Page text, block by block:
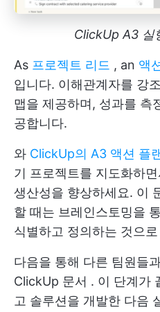
ClickUp A3 실
As 프로젝트 리드 , an 액
입니다. 이해관계자를 강
맵을 제공하며, 성과를 측
공합니다.
와 ClickUp의 A3 액션 플
기 프로젝트를 지도화하
생산성을 향상하세요. 이
할 때는 브레인스토밍을
식별하고 정의하는 것으
다음을 통해 다른 팀원들
ClickUp 문서 . 이 단계가
고 솔루션을 개발한 다음